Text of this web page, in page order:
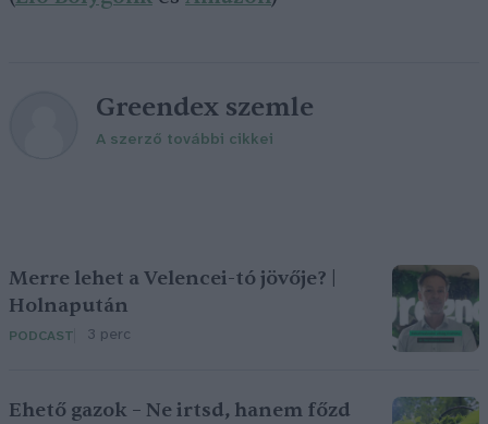
Greendex szemle
A szerző további cikkei
Merre lehet a Velencei-tó jövője? |
Holnapután
PODCAST 3 perc
Ehető gazok – Ne irtsd, hanem főzd